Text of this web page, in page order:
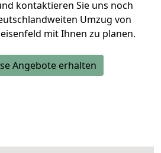
kontaktieren Sie uns noch
Umzug von
mit Ihnen zu planen.
Angebote erhalten